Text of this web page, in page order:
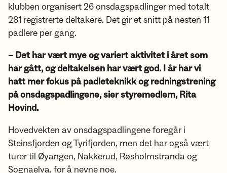
klubben organisert 26 onsdagspadlinger med totalt
281 registrerte deltakere. Det gir et snitt på nesten 11
padlere per gang.
– Det har vært mye og variert aktivitet i året som
har gått, og deltakelsen har vært god. I år har vi
hatt mer fokus på padleteknikk og redningstrening
på onsdagspadlingene, sier styremedlem, Rita
Hovind.
Hovedvekten av onsdagspadlingene foregår i
Steinsfjorden og Tyrifjorden, men det har også vært
turer til Øyangen, Nakkerud, Røsholmstranda og
Sognaelva, for å nevne noe.